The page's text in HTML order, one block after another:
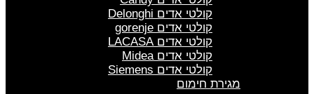
קולטי אדים Delonghi
קולטי אדים gorenje
קולטי אדים LACASA
קולטי אדים Midea
קולטי אדים Siemens
מגירת חימום